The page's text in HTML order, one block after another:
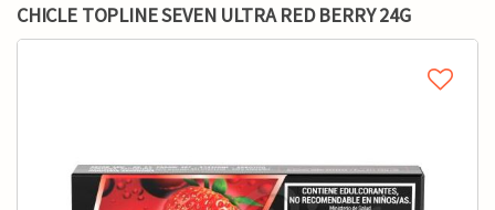
CHICLE TOPLINE SEVEN ULTRA RED BERRY 24G